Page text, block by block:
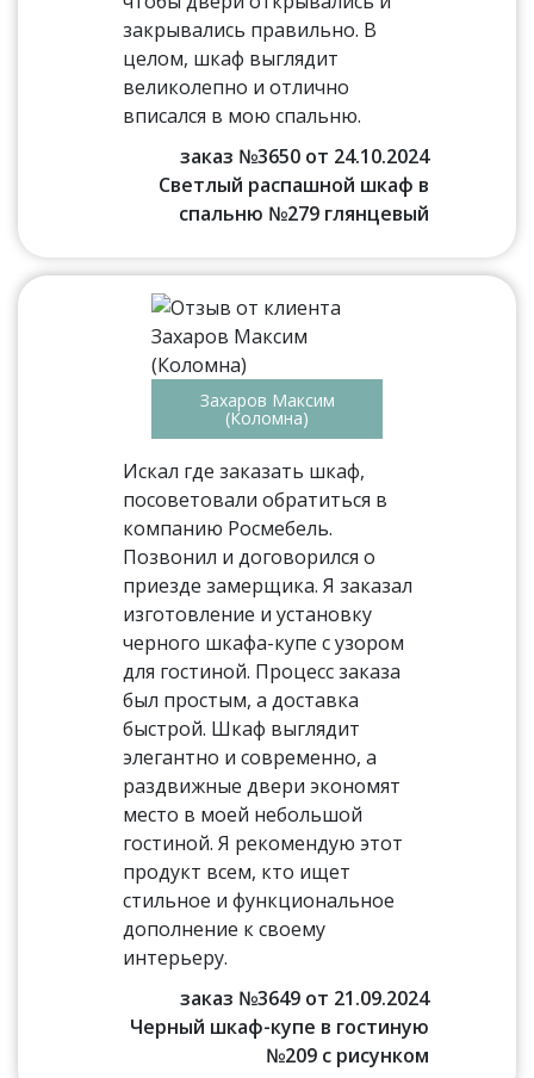
закрывались правильно. В
целом, шкаф выглядит
великолепно и отлично
вписался в мою спальню.
заказ №3650 от 24.10.2024
Светлый распашной шкаф в
спальню №279 глянцевый
Захаров Максим
(Коломна)
Искал где заказать шкаф,
посоветовали обратиться в
компанию Росмебель.
Позвонил и договорился о
приезде замерщика. Я заказал
изготовление и установку
черного шкафа-купе с узором
для гостиной. Процесс заказа
был простым, а доставка
быстрой. Шкаф выглядит
элегантно и современно, а
раздвижные двери экономят
место в моей небольшой
гостиной. Я рекомендую этот
продукт всем, кто ищет
стильное и функциональное
дополнение к своему
интерьеру.
заказ №3649 от 21.09.2024
Черный шкаф-купе в гостиную
№209 с рисунком